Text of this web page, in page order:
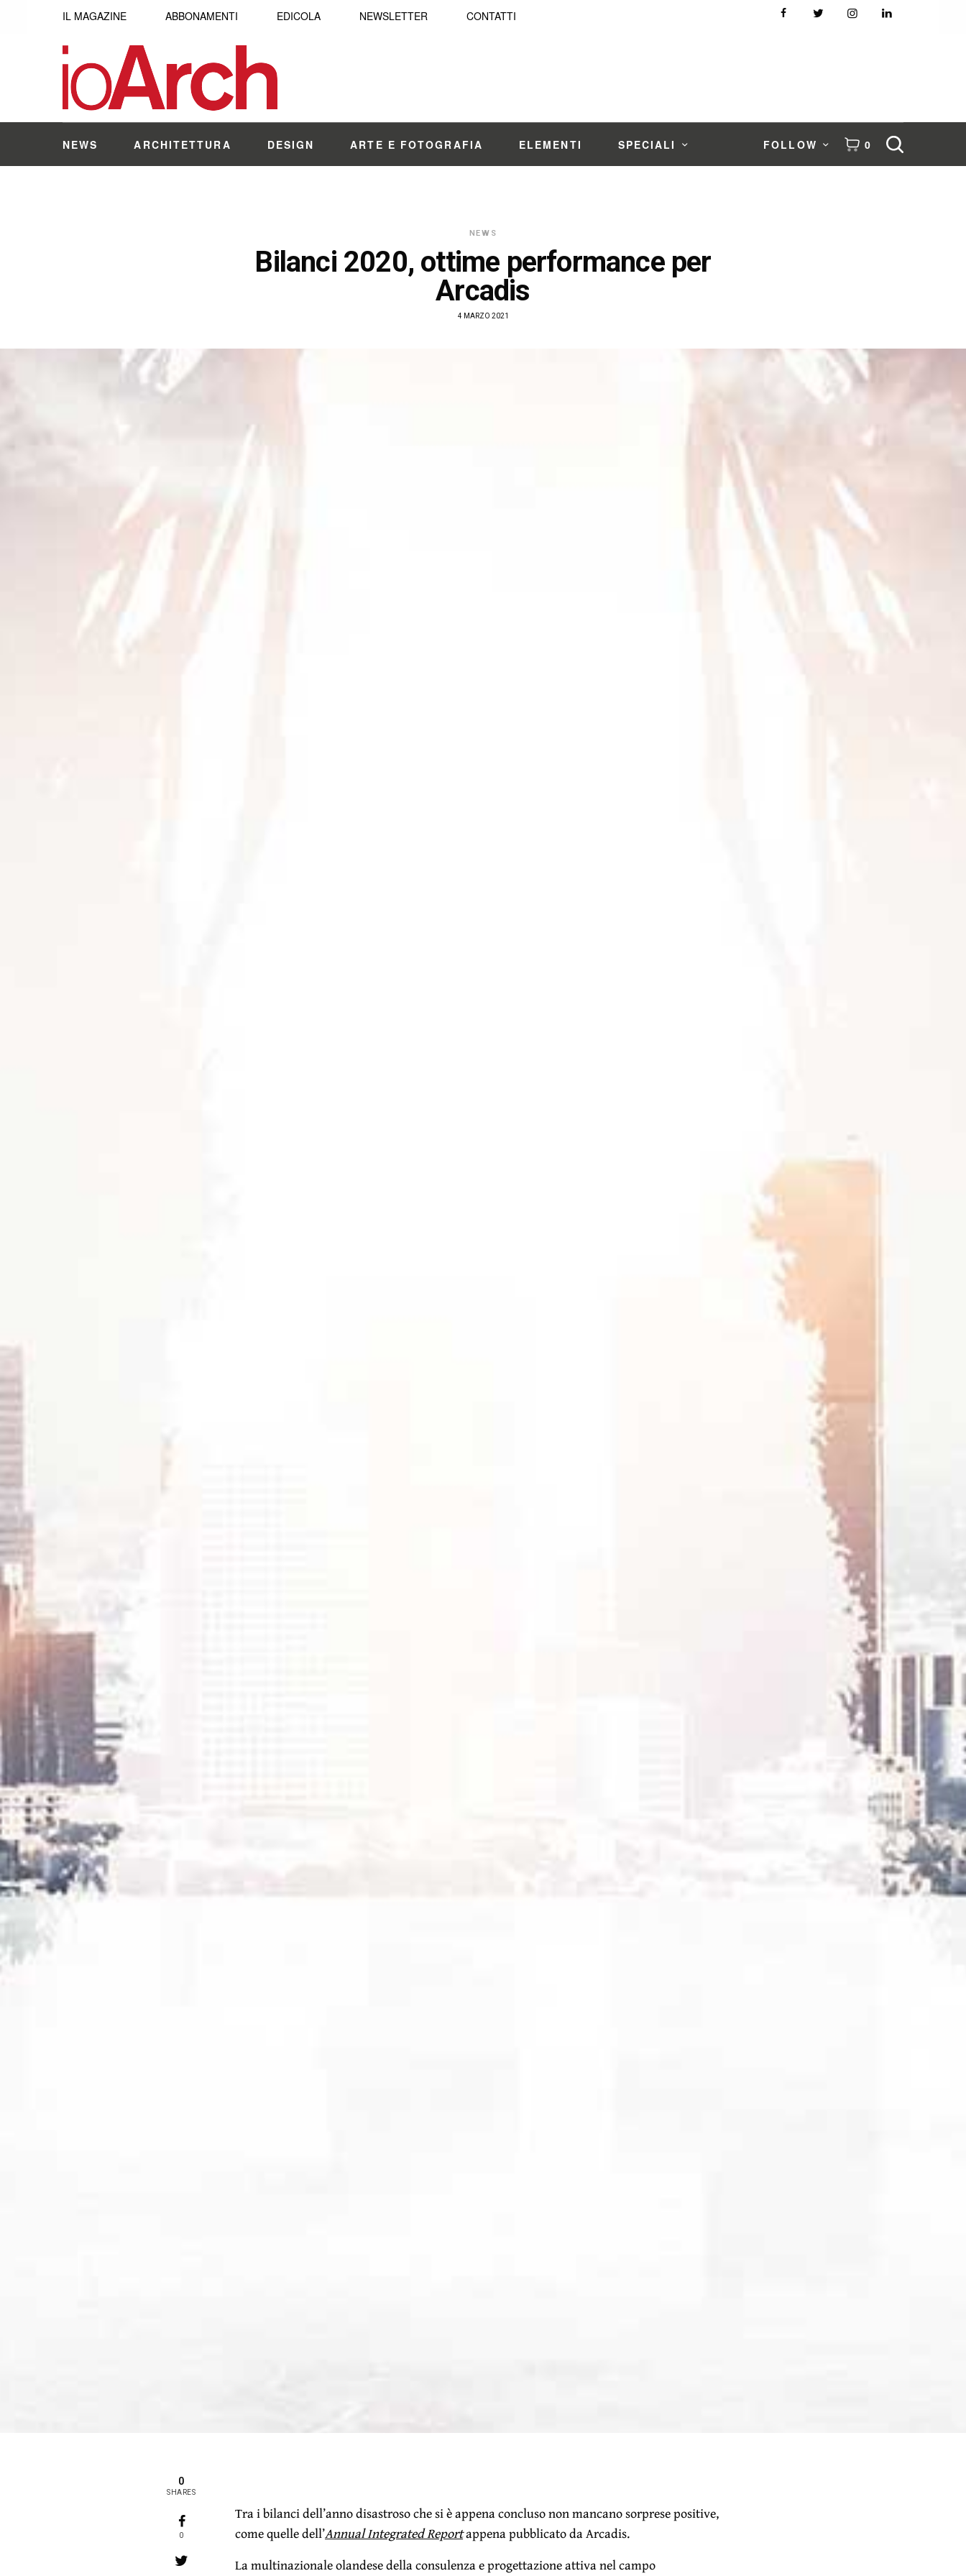
IL MAGAZINE ABBONAMENTI EDICOLA NEWSLETTER CONTATTI
NEWS ARCHITETTURA DESIGN ARTE E FOTOGRAFIA ELEMENTI SPECIALI FOLLOW 0
NEWS
Bilanci 2020, ottime performance per
Arcadis
4 MARZO 2021
0
SHARES
0
Tra i bilanci dell’anno disastroso che si è appena concluso non mancano sorprese positive,
come quelle dell’Annual Integrated Reportappena pubblicato da Arcadis.
La multinazionale olandese della consulenza e progettazione attiva nel campo